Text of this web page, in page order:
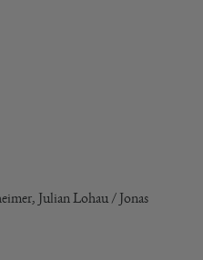
Julian Lohau / Jonas